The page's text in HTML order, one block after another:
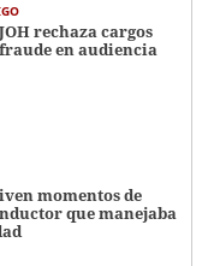
rechaza cargos
en audiencia
momentos de
que manejaba